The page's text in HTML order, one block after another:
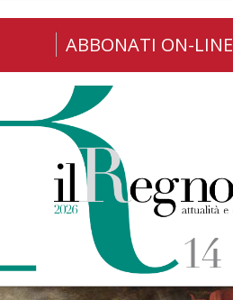
ABBONATI ON-LINE